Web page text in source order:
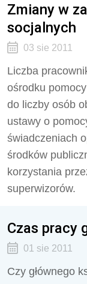
Zmiany w
socjalnych
03 sie 2011
Liczba
ośrodku
do liczby osób
ustawy o
świadczeniach
środków
korzystania
superwizorów.
Czas pracy
01 sie 2011
Czy głównego